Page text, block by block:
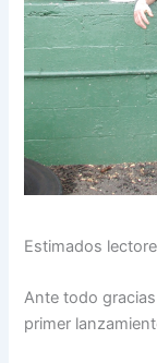
Estimados
Ante todo
primer